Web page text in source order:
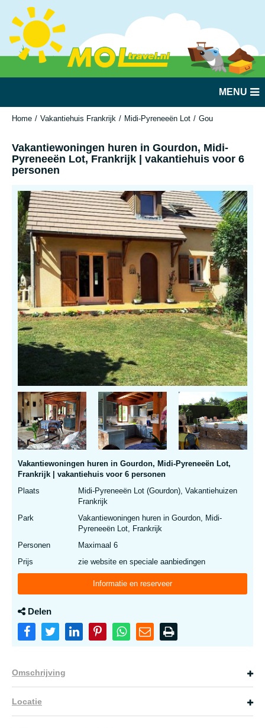
MENU
Home Vakantiehuis Frankrijk Midi-Pyreneeën Lot Gourdon
Vakantiewoningen huren in Gourdon, Midi-
Pyreneeën Lot, Frankrijk | vakantiehuis voor 6
personen
Vakantiewoningen huren in Gourdon, Midi-Pyreneeën Lot,
Frankrijk | vakantiehuis voor 6 personen
Plaats
Midi-Pyreneeën Lot (Gourdon), Vakantiehuizen
Frankrijk
Park
Vakantiewoningen huren in Gourdon, Midi-
Pyreneeën Lot, Frankrijk
Personen
Maximaal 6
Prijs
zie website en speciale aanbiedingen
Informatie en reserveer
Delen
Omschrijving
Locatie